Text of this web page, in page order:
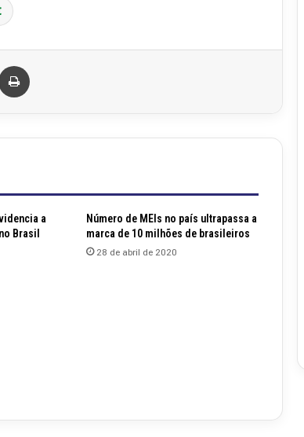
a
Brasil
Número de MEIs no país ultrapassa a
marca de 10 milhões de brasileiros
28 de abril de 2020